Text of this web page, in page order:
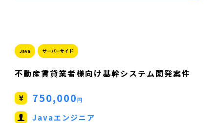
Java サーバーサイド
不動産賃貸業者様向け基幹システム開発案件
750,000円
Javaエンジニア